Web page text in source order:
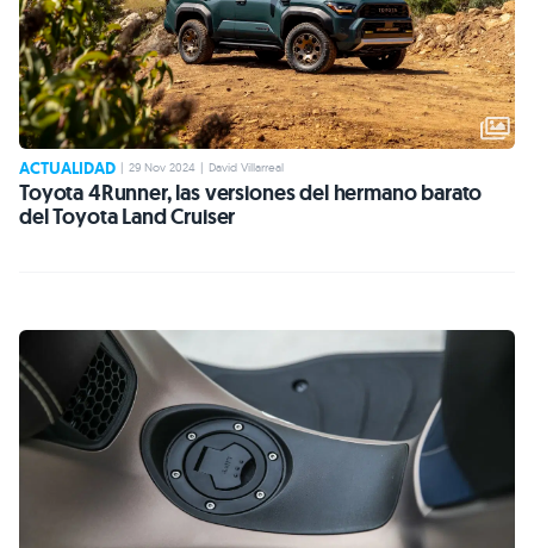
ACTUALIDAD 29 Nov 2024 David Villarreal
Toyota 4Runner, las versiones del hermano barato
del Toyota Land Cruiser